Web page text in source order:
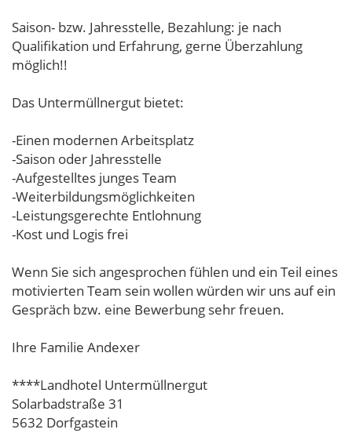
Saison- bzw. Jahresstelle, Bezahlung: je nach
Qualifikation und Erfahrung, gerne Überzahlung
möglich!!
Das Untermüllnergut bietet:
-Einen modernen Arbeitsplatz
-Saison oder Jahresstelle
-Aufgestelltes junges Team
-Weiterbildungsmöglichkeiten
-Leistungsgerechte Entlohnung
-Kost und Logis frei
Wenn Sie sich angesprochen fühlen und ein Teil eines
motivierten Team sein wollen würden wir uns auf ein
Gespräch bzw. eine Bewerbung sehr freuen.
Ihre Familie Andexer
****Landhotel Untermüllnergut
Solarbadstraße 31
5632 Dorfgastein